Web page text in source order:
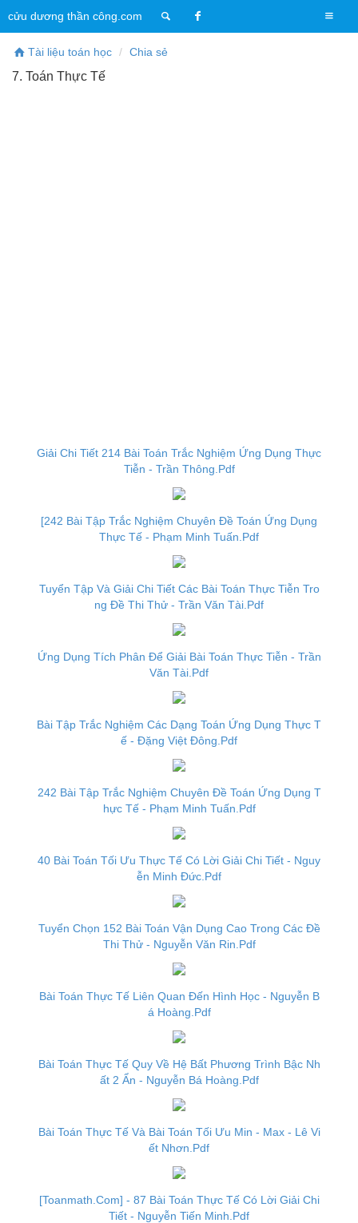
T
o
cửu dương thần công.com
Tài liệu toán học Chia sẻ
7. Toán Thực Tế
Giải Chi Tiết 214 Bài Toán Trắc Nghiệm Ứng Dụng Thực
Tiễn - Trần Thông.Pdf
[242 Bài Tập Trắc Nghiệm Chuyên Đề Toán Ứng Dụng
Thực Tế - Phạm Minh Tuấn.Pdf
Tuyển Tập Và Giải Chi Tiết Các Bài Toán Thực Tiễn Tro
ng Đề Thi Thử - Trần Văn Tài.Pdf
Ứng Dụng Tích Phân Để Giải Bài Toán Thực Tiễn - Trần
Văn Tài.Pdf
Bài Tập Trắc Nghiệm Các Dạng Toán Ứng Dụng Thực T
ế - Đặng Việt Đông.Pdf
242 Bài Tập Trắc Nghiệm Chuyên Đề Toán Ứng Dụng T
hực Tế - Phạm Minh Tuấn.Pdf
40 Bài Toán Tối Ưu Thực Tế Có Lời Giải Chi Tiết - Nguy
ễn Minh Đức.Pdf
Tuyển Chọn 152 Bài Toán Vận Dụng Cao Trong Các Đề
Thi Thử - Nguyễn Văn Rin.Pdf
Bài Toán Thực Tế Liên Quan Đến Hình Học - Nguyễn B
á Hoàng.Pdf
Bài Toán Thực Tế Quy Về Hệ Bất Phương Trình Bậc Nh
ất 2 Ẩn - Nguyễn Bá Hoàng.Pdf
Bài Toán Thực Tế Và Bài Toán Tối Ưu Min - Max - Lê Vi
ết Nhơn.Pdf
[Toanmath.Com] - 87 Bài Toán Thực Tế Có Lời Giải Chi
Tiết - Nguyễn Tiến Minh.Pdf